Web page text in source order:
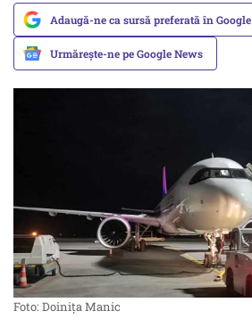
Adaugă-ne ca sursă preferată în Google
Urmărește-ne pe Google News
Foto: Doinița Manic